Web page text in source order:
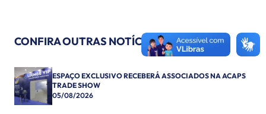
CONFIRA OUTRAS NOTÍCIAS
ESPAÇO EXCLUSIVO RECEBERÁ ASSOCIADOS NA ACAPS
TRADE SHOW
05/08/2026